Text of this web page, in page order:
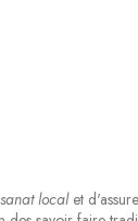
localet